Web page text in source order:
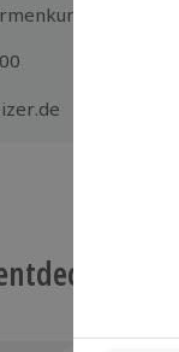
Vorteile.